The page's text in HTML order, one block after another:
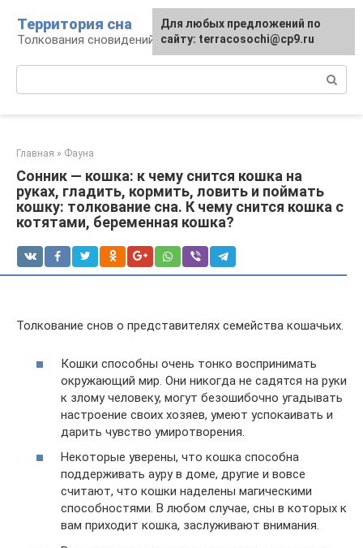
контенту
Территория сна
Толкования сновидений
Главная » Фауна
Сонник — кошка: к чему снится кошка на
руках, гладить, кормить, ловить и поймать
кошку: толкование сна. К чему снится кошка с
котятами, беременная кошка?
Толкование снов о представителях семейства кошачьих.
Кошки способны очень тонко воспринимать
окружающий мир. Они никогда не садятся на руки
к злому человеку, могут безошибочно угадывать
настроение своих хозяев, умеют успокаивать и
дарить чувство умиротворения.
Некоторые уверены, что кошка способна
поддерживать ауру в доме, другие и вовсе
считают, что кошки наделены магическими
способностями. В любом случае, сны в которых к
вам приходит кошка, заслуживают внимания.
Для любых предложений по
сайту: terracosochi@cp9.ru